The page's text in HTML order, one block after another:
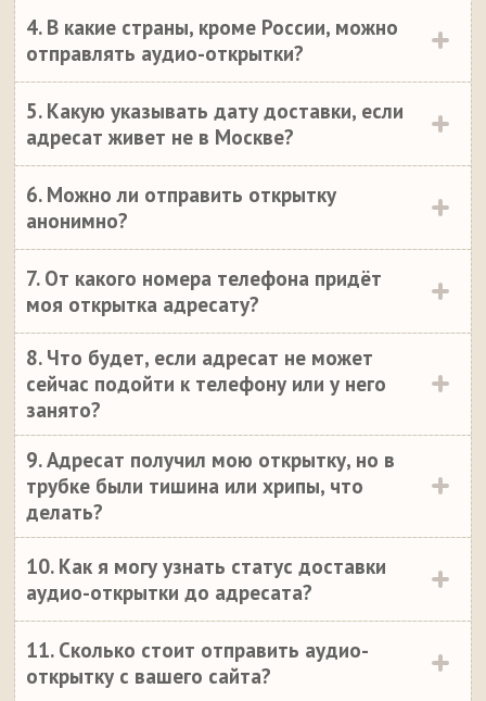
4. В какие страны, кроме России, можно
отправлять аудио-открытки?
5. Какую указывать дату доставки, если
адресат живет не в Москве?
6. Можно ли отправить открытку
анонимно?
7. От какого номера телефона придёт
моя открытка адресату?
8. Что будет, если адресат не может
сейчас подойти к телефону или у него
занято?
9. Адресат получил мою открытку, но в
трубке были тишина или хрипы, что
делать?
10. Как я могу узнать статус доставки
аудио-открытки до адресата?
11. Сколько стоит отправить аудио-
открытку с вашего сайта?